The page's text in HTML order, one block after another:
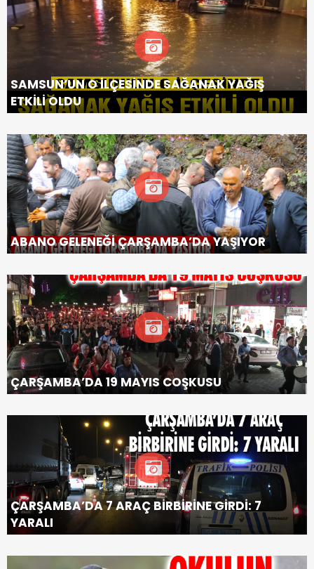
SAMSUN’UN O İLÇESİNDE SAĞANAK YAĞIŞ
ETKİLİ OLDU
ABANO GELENEĞİ ÇARŞAMBA’DA YAŞIYOR
ÇARŞAMBA’DA 19 MAYIS COŞKUSU
ÇARŞAMBA’DA 7 ARAÇ BİRBİRİNE GİRDİ: 7
YARALI